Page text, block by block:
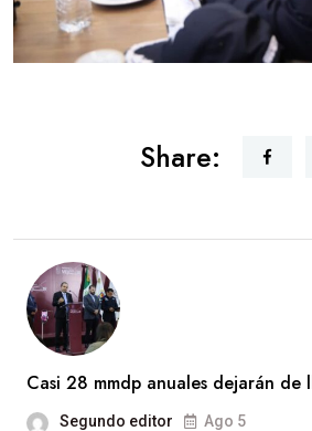
Share:
Casi 28 mmdp anuales dejarán de
Segundo editor Ago 5